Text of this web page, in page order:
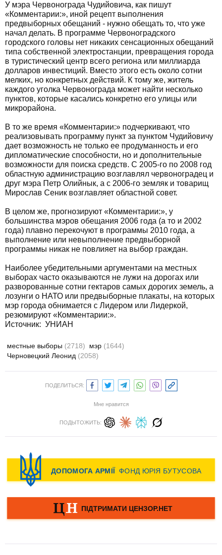
У мэра Червонограда Чудийовича, как пишут
«Комментарии:», иной рецепт выполнения
предвыборных обещаний - нужно обещать то, что уже
начал делать. В программе Червоноградского
городского головы нет никаких сенсационных обещаний
типа собственной электростанции, превращения города
в туристический центр всего региона или миллиарда
долларов инвестиций. Вместо этого есть около сотни
мелких, но конкретных действий. К тому же, житель
каждого уголка Червонограда может найти несколько
пунктов, которые касались конкретно его улицы или
микрорайона.
В то же время «Комментарии:» подчеркивают, что
реализовывать программу пункт за пунктом Чудийовичу
дает возможность не только ее продуманность и его
дипломатические способности, но и дополнительные
возможности для поиска средств. С 2005-го по 2008 год
областную администрацию возглавлял червоноградец и
друг мэра Петр Олийнык, а с 2006-го земляк и товарищ
Мирослав Сеник возглавляет областной совет.
В целом же, прогнозируют «Комментарии:», у
большинства мэров обещания 2006 года (а то и 2002
года) плавно перекочуют в программы 2010 года, а
выполнение или невыполнение предвыборной
программы никак не повлияет на выбор граждан.
Наиболее убедительными аргументами на местных
выборах часто оказываются не лужи на дорогах или
разворованные сотни гектаров самых дорогих земель, а
лозунги о НАТО или предвыборные плакаты, на которых
мэр города обнимается с Лидером или Лидеркой,
резюмируют «Комментарии:».
Источник: УНИАН
местные выборы (2718) мэр (1644)
Черновецкий Леонид (2058)
ПОДЕЛИТЬСЯ:
Мне нравится
ПОДЫТОЖИТЬ: